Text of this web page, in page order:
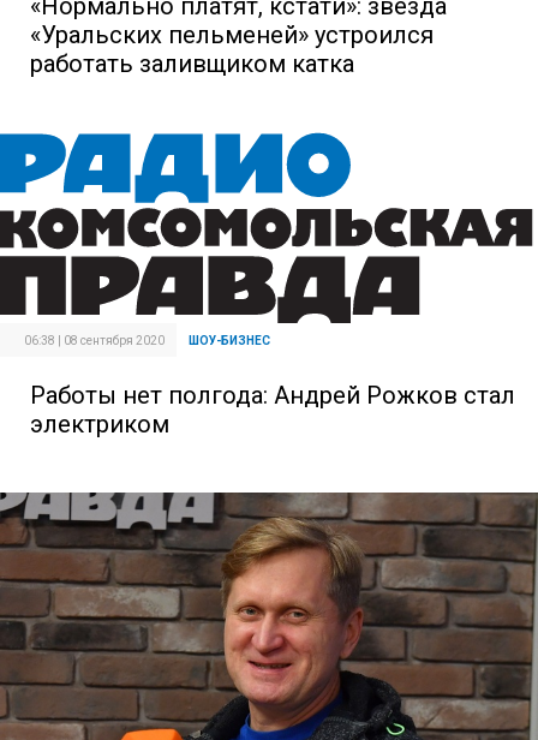
«Нормально платят, кстати»: звезда
«Уральских пельменей» устроился
работать заливщиком катка
06:38 | 08 сентября 2020 ШОУ-БИЗНЕС
Работы нет полгода: Андрей Рожков стал
электриком